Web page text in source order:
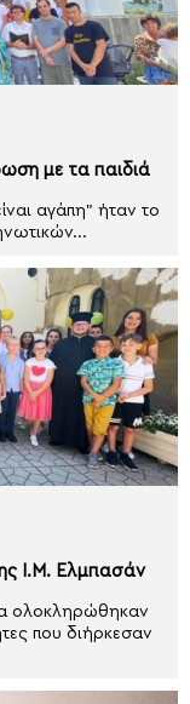
με τα παιδιά
αγάπη” ήταν το
Ι.Μ. Ελμπασάν
ολοκληρώθηκαν
που διήρκεσαν